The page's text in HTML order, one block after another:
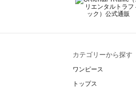
カテゴリーから探す
ワンピース
トップス